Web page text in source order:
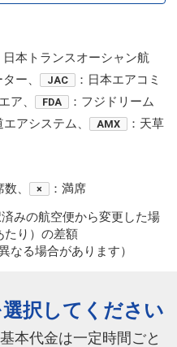
日本トランスオーシャン航
ー、 JAC
：日本エアコミ
ア、 FDA
：フジドリーム
エアシステム、 AMX
：天草
、 ×
：満席
みの航空便から変更した場
たり）の差額
なる場合があります）
択してください
本代金は一定時間ごと